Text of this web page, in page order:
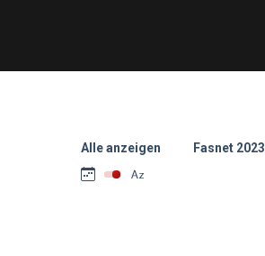
Alle anzeigen Fasnet 2023